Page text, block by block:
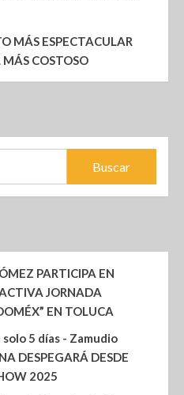
MÁS ESPECTACULAR
COSTOSO
PARTICIPA EN
JORNADA
EN TOLUCA
5 días - Zamudio
DESPEGARÁ DESDE
2025